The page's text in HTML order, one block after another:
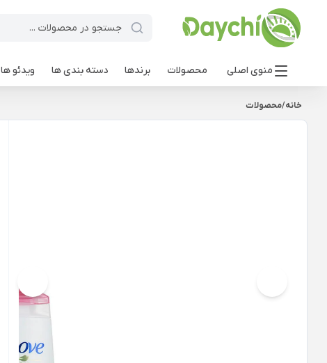
منوی اصلی محصولات برندها دسته بندی ها ویدئو ها
خانه/محصولات